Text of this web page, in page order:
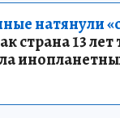
натянули
страна 13 лет